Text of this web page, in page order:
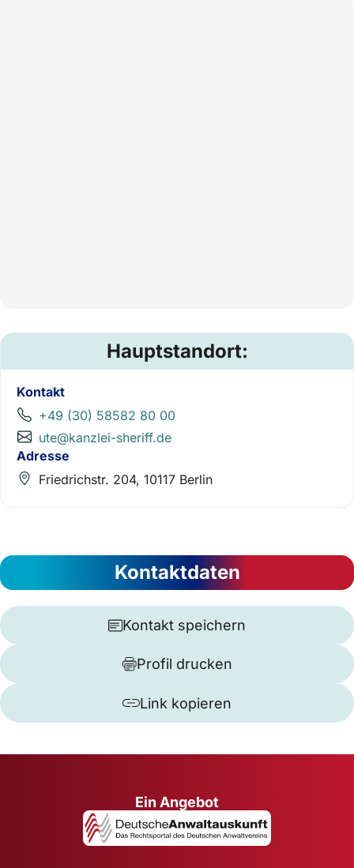
Hauptstandort:
Kontakt
+49 (30) 58582 80 00
ute@kanzlei-sheriff.de
Adresse
Friedrichstr. 204, 10117 Berlin
Kontaktdaten
Kontakt speichern
Profil drucken
Link kopieren
Ein Angebot